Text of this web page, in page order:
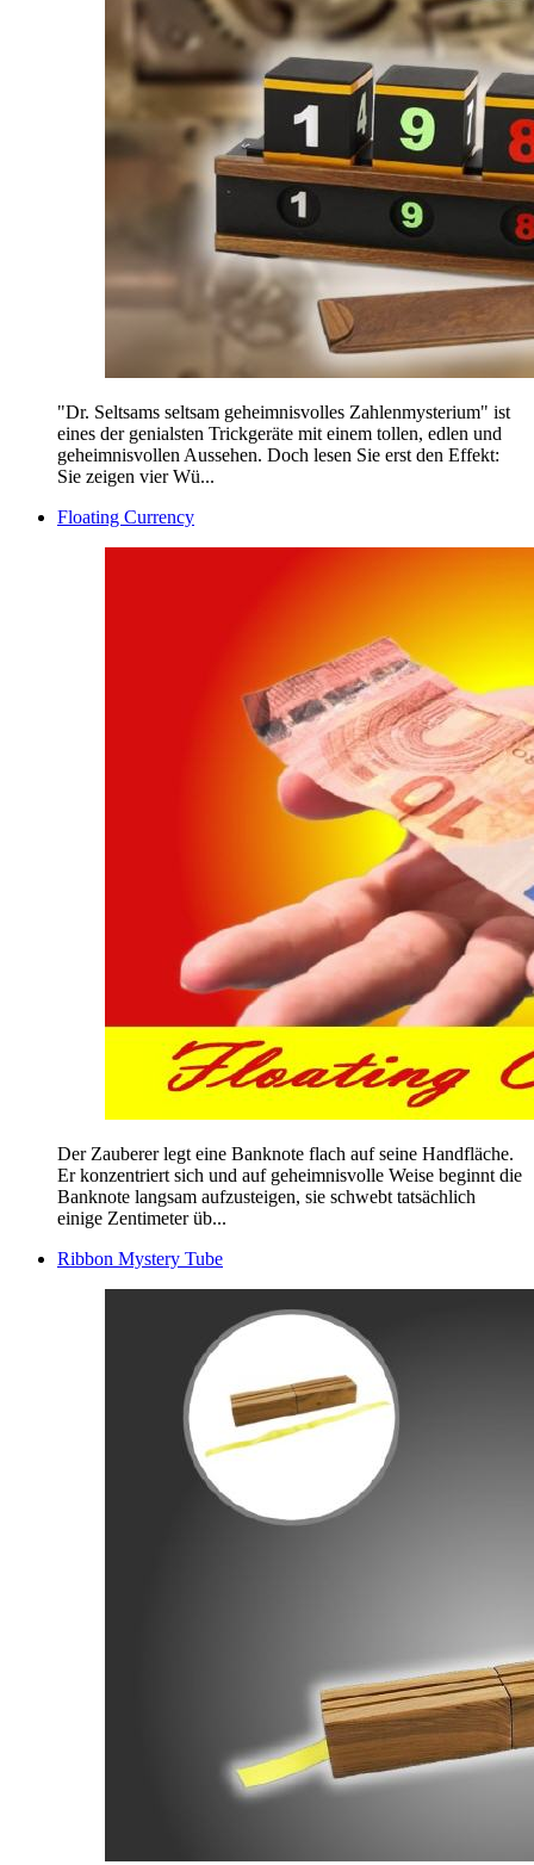
"Dr. Seltsams seltsam geheimnisvolles Zahlenmysterium" ist
eines der genialsten Trickgeräte mit einem tollen, edlen und
geheimnisvollen Aussehen. Doch lesen Sie erst den Effekt:
Sie zeigen vier Wü...
Floating Currency
Der Zauberer legt eine Banknote flach auf seine Handfläche.
Er konzentriert sich und auf geheimnisvolle Weise beginnt die
Banknote langsam aufzusteigen, sie schwebt tatsächlich
einige Zentimeter üb...
Ribbon Mystery Tube